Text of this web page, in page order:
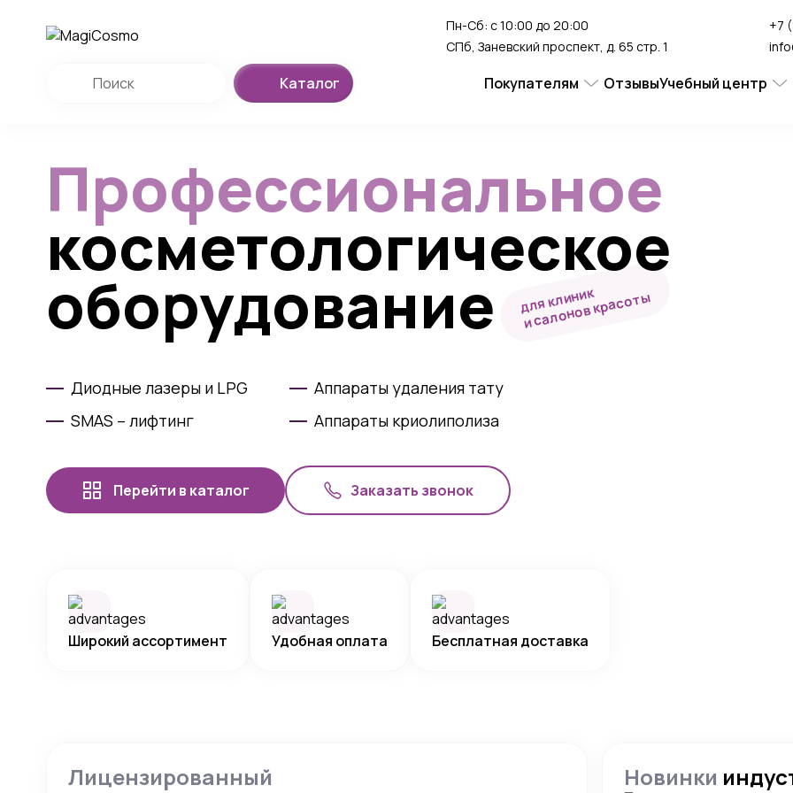
Пн-Сб: с 10:00 до 20:00
СПб, Заневский проспект, д. 65 стр. 1
+7
Каталог Покупателям
Гарантия
FAQ
Как сделать заказ
ОтзывыУчебный центр
Профессиональное
косметологическое
оборудование для клиник
и салонов красоты
Диодные лазеры и LPG
Аппараты удаления тату
SMAS – лифтинг
Аппараты криолиполиза
Перейти в каталог Заказать звонок
Широкий ассортимент Удобная оплата Бесплатная доставка
Лицензированный
Новинки